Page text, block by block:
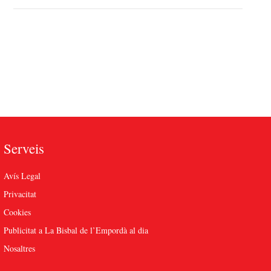
Serveis
Avís Legal
Privacitat
Cookies
Publicitat a La Bisbal de l’Empordà al dia
Nosaltres